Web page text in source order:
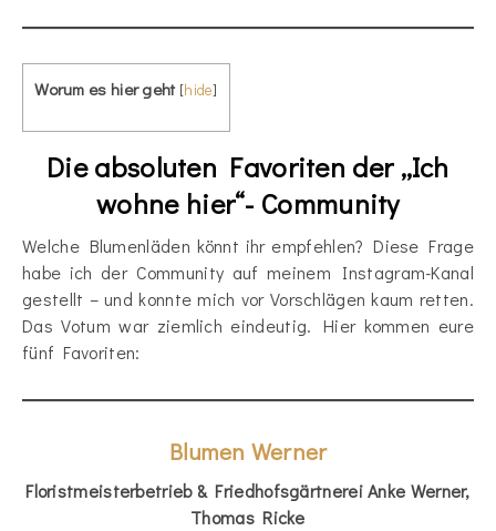
Worum es hier geht [hide]
Die absoluten Favoriten der „Ich
wohne hier“- Community
Welche Blumenläden könnt ihr empfehlen? Diese Frage
habe ich der Community auf meinem Instagram-Kanal
gestellt – und konnte mich vor Vorschlägen kaum retten.
Das Votum war ziemlich eindeutig. Hier kommen eure
fünf Favoriten:
Blumen Werner
Floristmeisterbetrieb & Friedhofsgärtnerei Anke Werner,
Thomas Ricke